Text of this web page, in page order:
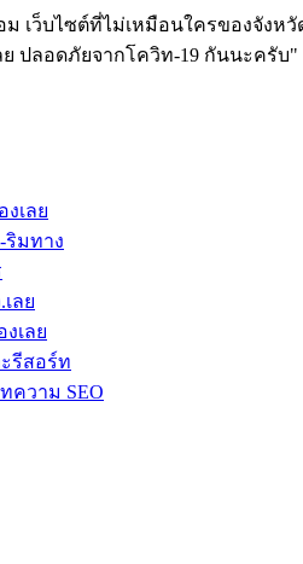
ย ปลอดภัยจากโควิท-19 กันนะครับ"
งเลย
ริมทาง
ลย
งเลย
รีสอร์ท
ความ SEO